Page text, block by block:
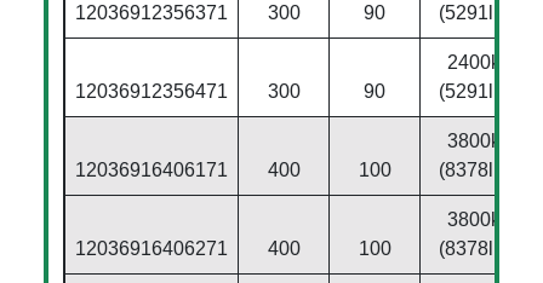
12036912356371 300 90
(5291lbs)
12036912356471 300 90
2400kg
(5291lbs)
12036916406171 400 100
3800kg
(8378lbs)
12036916406271 400 100
3800kg
(8378lbs)